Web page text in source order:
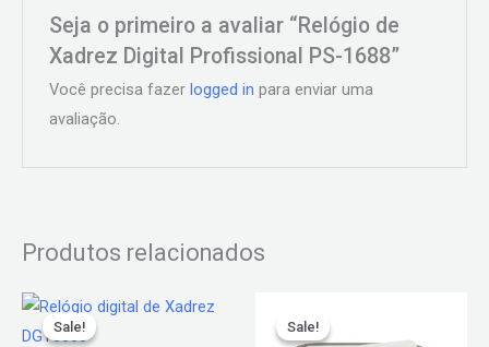
Seja o primeiro a avaliar “Relógio de
Xadrez Digital Profissional PS-1688”
Você precisa fazerlogged in para enviar uma
avaliação.
Produtos relacionados
Sale!
Sale!
O
preço
original
O
Sale!
Sale!
original
atual